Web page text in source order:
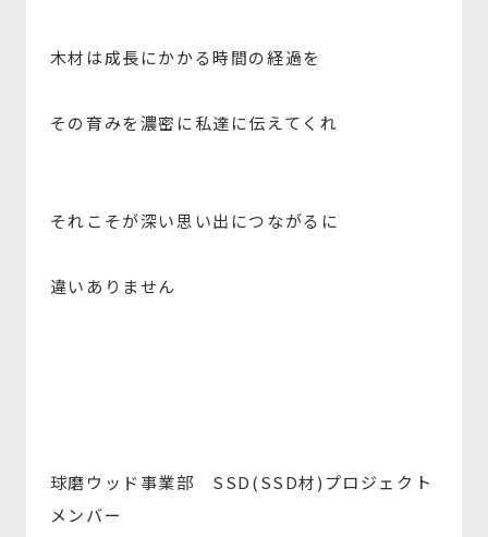
木材は成長にかかる時間の経過を
その育みを濃密に私達に伝えてくれ
それこそが深い思い出につながるに
違いありません
球磨ウッド事業部 SSD(SSD材)プロジェクト
メンバー